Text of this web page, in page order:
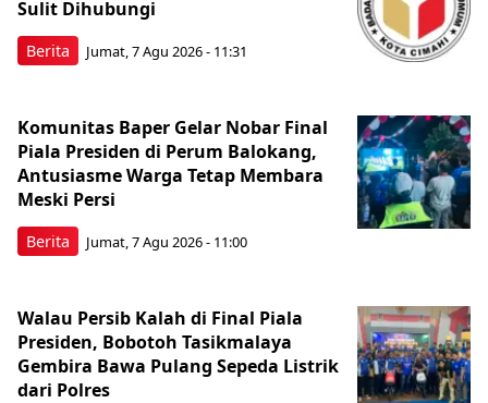
Berita
Sulit Dihubungi
Jumat, 7 Agu 2026 - 11:31
Berita
Komunitas Baper Gelar Nobar Final
Piala Presiden di Perum Balokang,
Antusiasme Warga Tetap Membara
Meski Persi
Jumat, 7 Agu 2026 - 11:00
Walau Persib Kalah di Final Piala
Presiden, Bobotoh Tasikmalaya
Gembira Bawa Pulang Sepeda Listrik
dari Polres